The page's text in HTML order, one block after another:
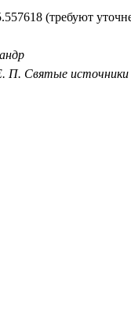
(требуют
П. Святые источники